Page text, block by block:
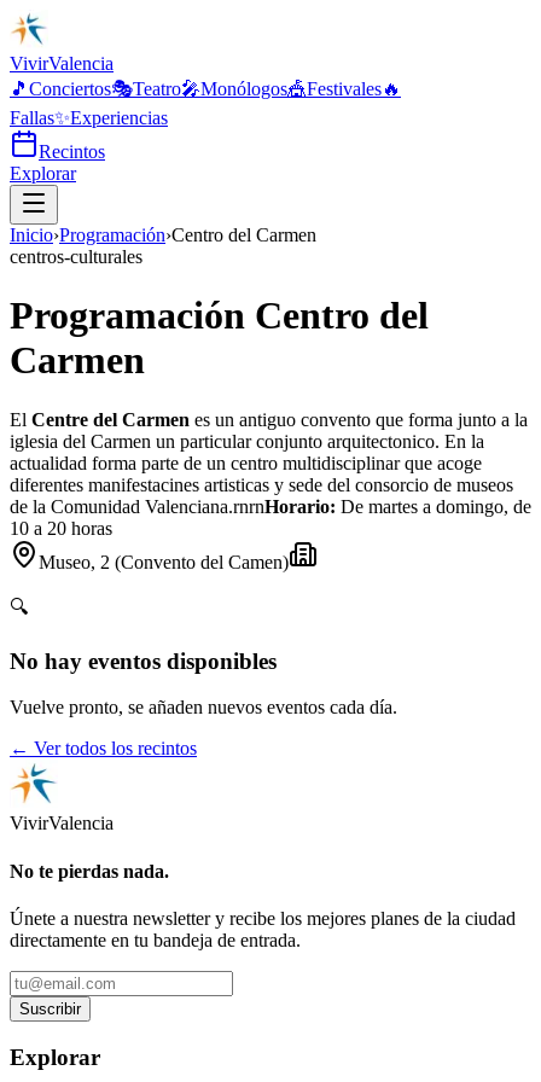
VivirValencia
🎵 Conciertos🎭Teatro🎤Monólogos🎪Festivales🔥
Fallas✨Experiencias
Recintos
Explorar
Inicio›Programación›Centro del Carmen
centros-culturales
Programación Centro del
Carmen
El Centre del Carmen es un antiguo convento que forma junto a la
iglesia del Carmen un particular conjunto arquitectonico. En la
actualidad forma parte de un centro multidisciplinar que acoge
diferentes manifestacines artisticas y sede del consorcio de museos
de la Comunidad Valenciana.rnrnHorario: De martes a domingo, de
10 a 20 horas
Museo, 2 (Convento del Camen)
🔍
No hay eventos disponibles
Vuelve pronto, se añaden nuevos eventos cada día.
← Ver todos los recintos
VivirValencia
No te pierdas nada.
Únete a nuestra newsletter y recibe los mejores planes de la ciudad
directamente en tu bandeja de entrada.
Suscribir
Explorar